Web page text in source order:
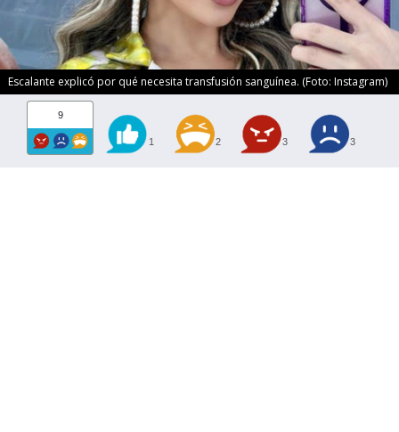
Escalante explicó por qué necesita transfusión sanguínea. (Foto: Instagram)
9
1 2 3 3